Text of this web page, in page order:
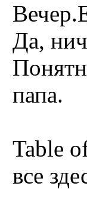
Да,
папа.
Table
все